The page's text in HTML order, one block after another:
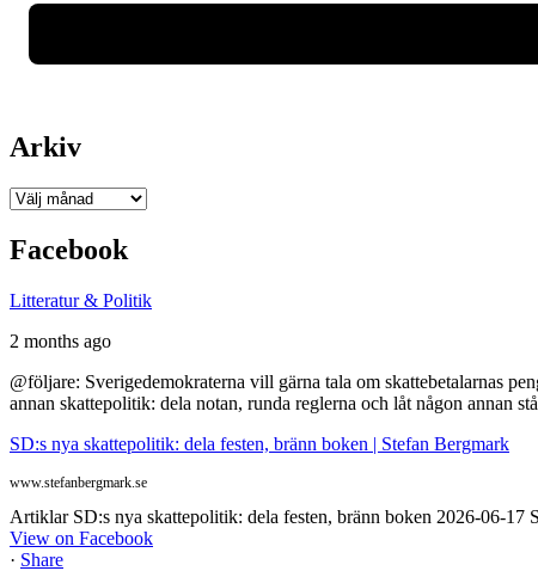
Arkiv
Arkiv
Facebook
Litteratur & Politik
2 months ago
@följare: Sverigedemokraterna vill gärna tala om skattebetalarnas
annan skattepolitik: dela notan, runda reglerna och låt någon annan
SD:s nya skattepolitik: dela festen, bränn boken | Stefan Bergmark
www.stefanbergmark.se
Artiklar SD:s nya skattepolitik: dela festen, bränn boken 2026-06-17
View on Facebook
· Share